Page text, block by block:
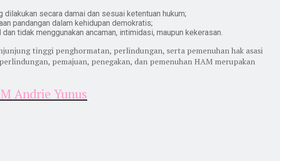
secara damai dan sesuai ketentuan hukum;
pandangan dalam kehidupan demokratis;
tidak menggunakan ancaman, intimidasi, maupun kekerasan.
tinggi penghormatan, perlindungan, serta pemenuhan hak asasi
pemajuan, penegakan, dan pemenuhan HAM merupakan
Andrie Yunus